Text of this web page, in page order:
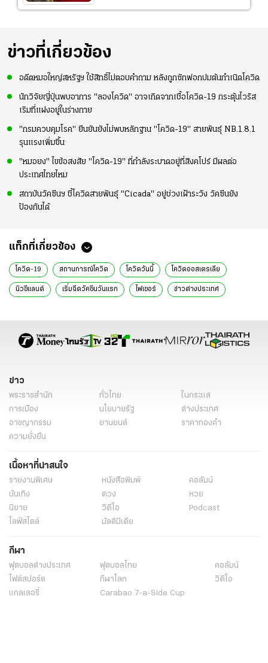
ข่าวที่เกี่ยวข้อง
อดีตหมอใหญ่สหรัฐฯ ใช้สิทธิ์ไม่ตอบคำถาม หลังถูกซักฟอกปมต้นกำเนิดโควิด
นักวิจัยญี่ปุ่นพบอาการ "ลองโควิด" อาจเกิดจากเชื้อโควิด-19 กระตุ้นไวรัส
เริมที่แฝงอยู่ในร่างกาย
"กรมควบคุมโรค" ยืนยันยังไม่พบหลักฐาน "โควิด-19" สายพันธุ์ NB.1.8.1
รุนแรงเพิ่มขึ้น
"หมอยง" ไขข้อสงสัย "โควิด-19" ที่กำลังระบาดอยู่ที่สิงคโปร์ มีผลต่อ
ประเทศไทยไหม
สถาบันวัคซีนฯ ชี้โควิดสายพันธุ์ "Cicada" อยู่ช่วงเฝ้าระวัง วัคซีนยัง
ป้องกันได้
แท็กที่เกี่ยวข้อง
โควิด-19 สถานการณ์โควิด โควิดวันนี้ โควิดออสเตรเลีย
นิวซีแลนด์ เริ่มฉีดวัคซีนวันแรก ไฟเซอร์ ข่าวต่างประเทศ
ข่าว
พระราชสำนัก ทั่วไทย
ในกระแส
การเมือง
นโยบายรัฐ
ต่างประเทศ
อาชญากรรม
ยานยนต์
ราคาทองคำ
ความยั่งยืน
เนื้อหาที่น่าสนใจ
รายงานพิเศษ หนังสือพิมพ์
คอลัมน์
บันเทิง
ดวง
หวย
นิยาย
วิดีโอ
Podcast
ไลฟ์สไตล์
มัลติมีเดีย
กีฬา
ฟุตบอลต่่างประเทศ ฟุตบอลไทย
คอลัมน์
ไฟต์สปอร์ต
กีฬาโลก
วิดีโอ
แกลเลอรี่
Carabao 7-a-Side Cup